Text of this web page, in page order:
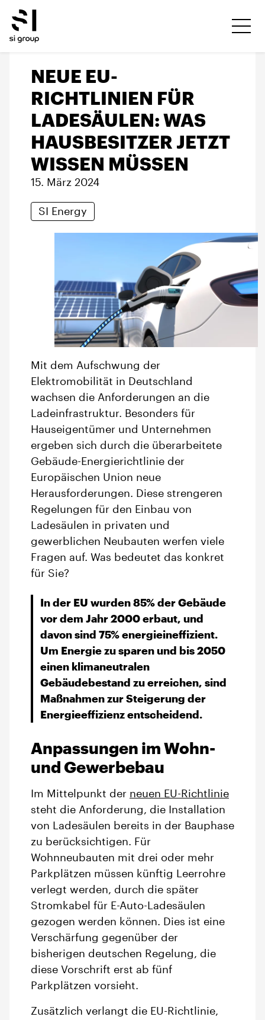
NEUE EU-
RICHTLINIEN FÜR
LADESÄULEN: WAS
HAUSBESITZER JETZT
WISSEN MÜSSEN
15. März 2024
SI Energy
Mit dem Aufschwung der
Elektromobilität in Deutschland
wachsen die Anforderungen an die
Ladeinfrastruktur. Besonders für
Hauseigentümer und Unternehmen
ergeben sich durch die überarbeitete
Gebäude-Energierichtlinie der
Europäischen Union neue
Herausforderungen. Diese strengeren
Regelungen für den Einbau von
Ladesäulen in privaten und
gewerblichen Neubauten werfen viele
Fragen auf. Was bedeutet das konkret
für Sie?
In der EU wurden 85% der Gebäude
vor dem Jahr 2000 erbaut, und
davon sind 75% energieineffizient.
Um Energie zu sparen und bis 2050
einen klimaneutralen
Gebäudebestand zu erreichen, sind
Maßnahmen zur Steigerung der
Energieeffizienz entscheidend.
Anpassungen im Wohn-
und Gewerbebau
Im Mittelpunkt der neuen EU-Richtlinie
steht die Anforderung, die Installation
von Ladesäulen bereits in der Bauphase
zu berücksichtigen. Für
Wohnneubauten mit drei oder mehr
Parkplätzen müssen künftig Leerrohre
verlegt werden, durch die später
Stromkabel für E-Auto-Ladesäulen
gezogen werden können. Dies ist eine
Verschärfung gegenüber der
bisherigen deutschen Regelung, die
diese Vorschrift erst ab fünf
Parkplätzen vorsieht.
Zusätzlich verlangt die EU-Richtlinie,